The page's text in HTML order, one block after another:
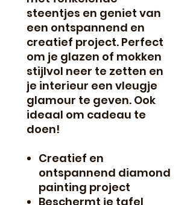
steentjes en geniet van
een ontspannend en
creatief project. Perfect
om je glazen of mokken
stijlvol neer te zetten en
je interieur een vleugje
glamour te geven. Ook
ideaal om cadeau te
doen!
Creatief en
ontspannend diamond
painting project
Beschermt je tafel